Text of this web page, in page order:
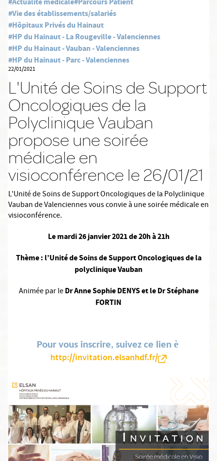
#Vie des établissements/salariés
#Hôpitaux Privés du Hainaut
#HP du Hainaut - La Rougeville - Valenciennes
#HP du Hainaut - Vauban - Valenciennes
#HP du Hainaut - Parc - Valenciennes
22/01/2021
L'Unité de Soins de Support
Oncologiques de la
Polyclinique Vauban
propose une soirée
médicale en
visioconférence le 26/01/21
L'Unité de Soins de Support Oncologiques de la Polyclinique
Vauban de Valenciennes vous convie à une soirée médicale en
visioconférence.
Lemardi 26 janvier 2021 de 20h à 21h
Thème: l’Unité de Soins de Support Oncologiques de la
polyclinique Vauban
Animée par leDr Anne Sophie DENYS et le Dr Stéphane
FORTIN
Pour vous inscrire, suivez ce lien è
http://invitation.elsanhdf.fr/